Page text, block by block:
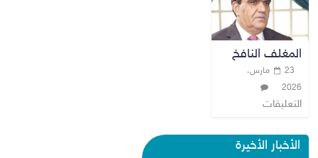
المغلف النافخ
23 مارس،
2026
التعليقات
الأخبار الأخيرة